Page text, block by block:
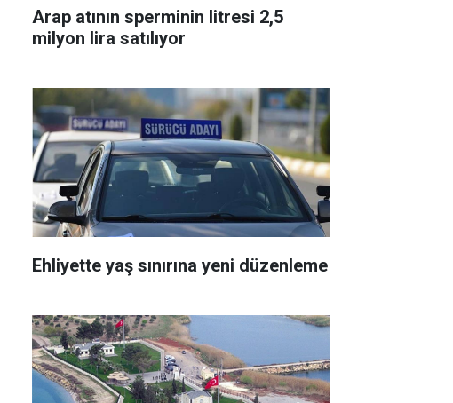
Arap atının sperminin litresi 2,5
milyon lira satılıyor
Ehliyette yaş sınırına yeni düzenleme